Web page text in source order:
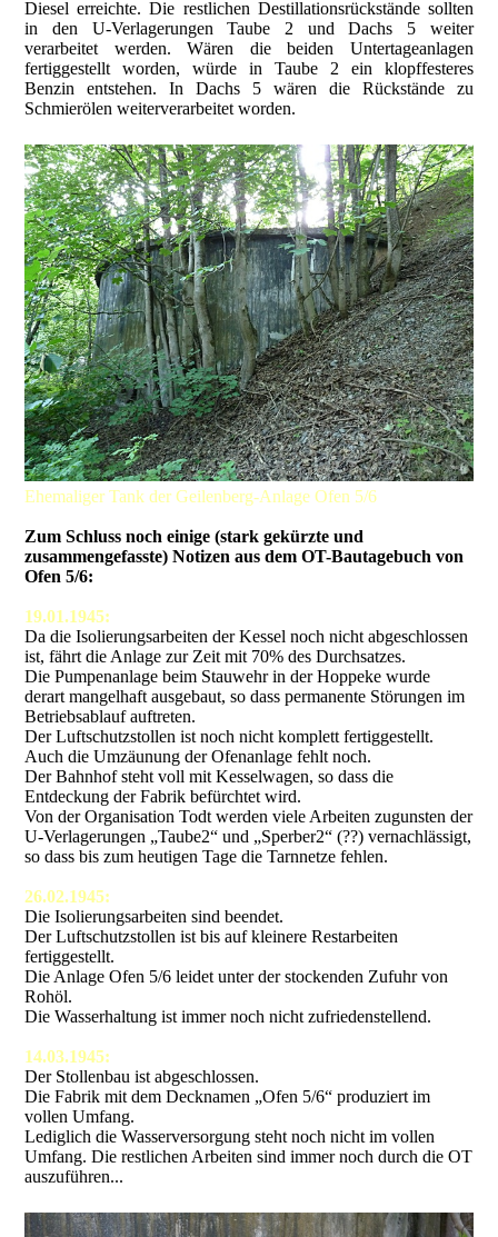
Diesel erreichte. Die restlichen Destillationsrückstände sollten
in den U-Verlagerungen Taube 2 und Dachs 5 weiter
verarbeitet werden. Wären die beiden Untertageanlagen
fertiggestellt worden, würde in Taube 2 ein klopffesteres
Benzin entstehen. In Dachs 5 wären die Rückstände zu
Schmierölen weiterverarbeitet worden.
Ehemaliger Tank der Geilenberg-Anlage Ofen 5/6
Zum Schluss noch einige (stark gekürzte und
zusammengefasste) Notizen aus dem OT-Bautagebuch von
Ofen 5/6:
19.01.1945:
Da die Isolierungsarbeiten der Kessel noch nicht abgeschlossen
ist, fährt die Anlage zur Zeit mit 70% des Durchsatzes.
Die Pumpenanlage beim Stauwehr in der Hoppeke wurde
derart mangelhaft ausgebaut, so dass permanente Störungen im
Betriebsablauf auftreten.
Der Luftschutzstollen ist noch nicht komplett fertiggestellt.
Auch die Umzäunung der Ofenanlage fehlt noch.
Der Bahnhof steht voll mit Kesselwagen, so dass die
Entdeckung der Fabrik befürchtet wird.
Von der Organisation Todt werden viele Arbeiten zugunsten der
U-Verlagerungen „Taube2“ und „Sperber2“ (??) vernachlässigt,
so dass bis zum heutigen Tage die Tarnnetze fehlen.
26.02.1945:
Die Isolierungsarbeiten sind beendet.
Der Luftschutzstollen ist bis auf kleinere Restarbeiten
fertiggestellt.
Die Anlage Ofen 5/6 leidet unter der stockenden Zufuhr von
Rohöl.
Die Wasserhaltung ist immer noch nicht zufriedenstellend.
14.03.1945:
Der Stollenbau ist abgeschlossen.
Die Fabrik mit dem Decknamen „Ofen 5/6“ produziert im
vollen Umfang.
Lediglich die Wasserversorgung steht noch nicht im vollen
Umfang. Die restlichen Arbeiten sind immer noch durch die OT
auszuführen...